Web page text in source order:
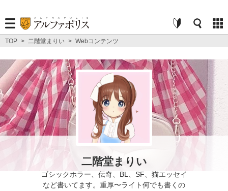
TOP > 二階堂まりい > Webコンテンツ
二階堂まりい
ゴシックホラー、伝奇、BL、SF、猫エッセイ
など書いてます。重厚〜ライト何でも書くの